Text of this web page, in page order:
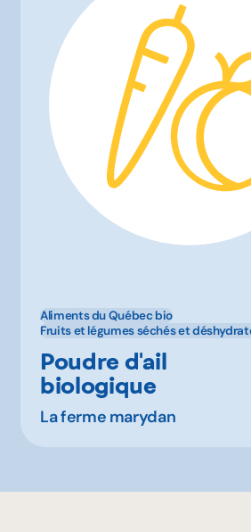
Aliments du Québec bio
Fruits et légumes séchés et
Poudre d'ail
biologique
La ferme marydan